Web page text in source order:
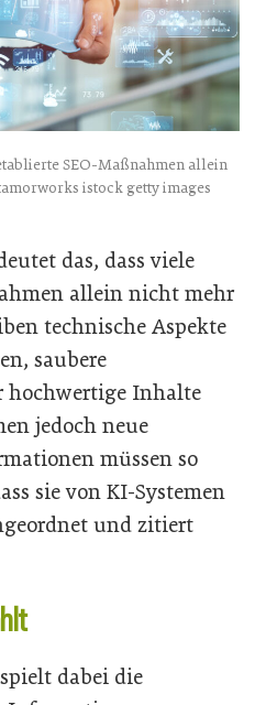
SEO-Maßnahmen allein
istock getty images
das, dass viele
allein nicht mehr
technische Aspekte
saubere
hochwertige Inhalte
jedoch neue
müssen so
sie von KI-Systemen
und zitiert
dabei die